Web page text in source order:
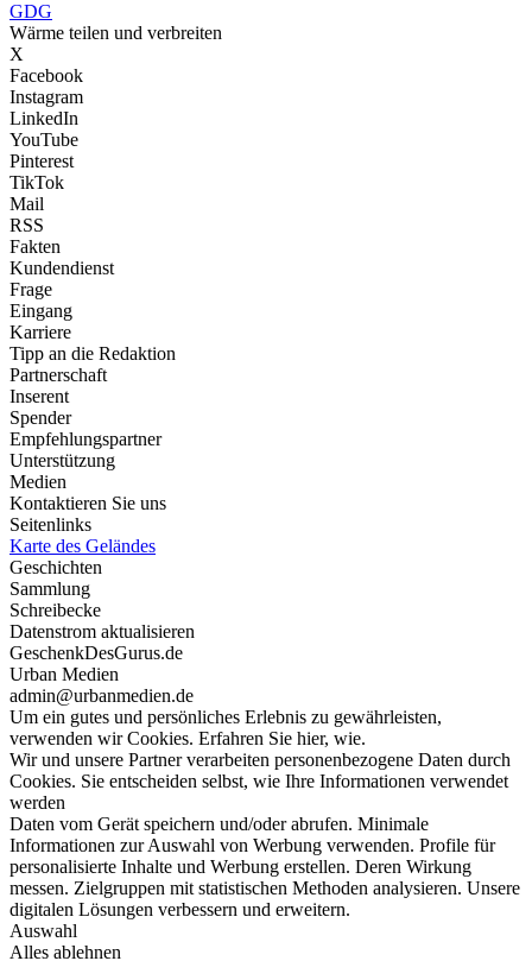
GDG
Wärme teilen und verbreiten
X
Facebook
Instagram
LinkedIn
YouTube
Pinterest
TikTok
Mail
RSS
Fakten
Kundendienst
Frage
Eingang
Karriere
Tipp an die Redaktion
Partnerschaft
Inserent
Spender
Empfehlungspartner
Unterstützung
Medien
Kontaktieren Sie uns
Seitenlinks
Karte des Geländes
Geschichten
Sammlung
Schreibecke
Datenstrom aktualisieren
GeschenkDesGurus.de
Urban Medien
admin@urbanmedien.de
Um ein gutes und persönliches Erlebnis zu gewährleisten,
verwenden wir Cookies. Erfahren Sie hier, wie.
Wir und unsere Partner verarbeiten personenbezogene Daten durch
Cookies. Sie entscheiden selbst, wie Ihre Informationen verwendet
werden
Daten vom Gerät speichern und/oder abrufen. Minimale
Informationen zur Auswahl von Werbung verwenden. Profile für
personalisierte Inhalte und Werbung erstellen. Deren Wirkung
messen. Zielgruppen mit statistischen Methoden analysieren. Unsere
digitalen Lösungen verbessern und erweitern.
Auswahl
Alles ablehnen